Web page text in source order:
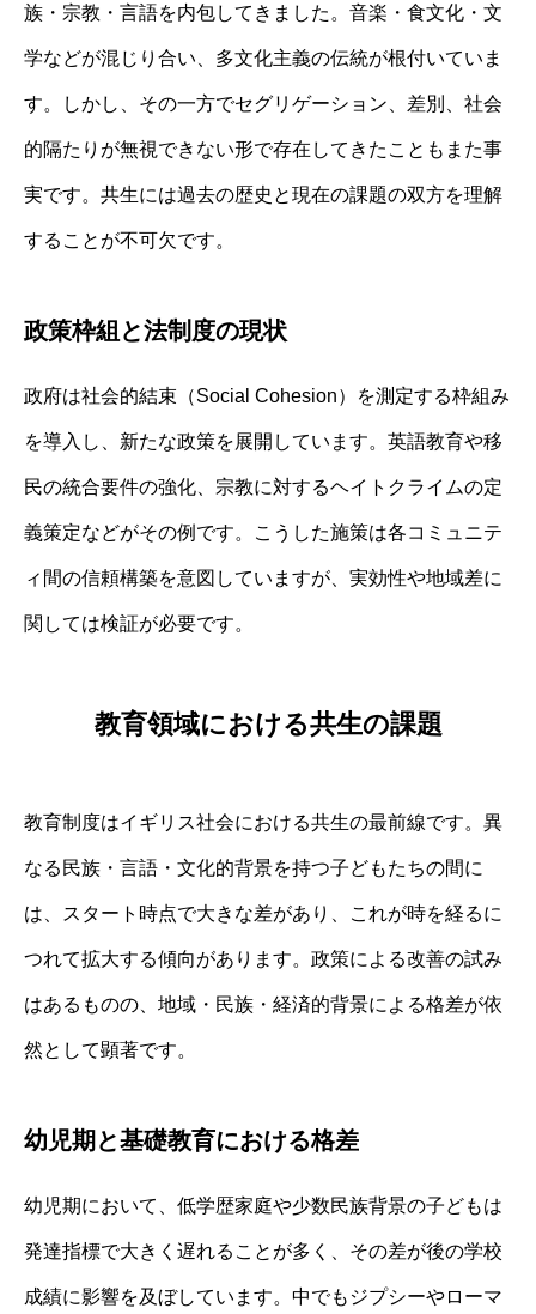
族・宗教・言語を内包してきました。音楽・食文化・文
学などが混じり合い、多文化主義の伝統が根付いていま
す。しかし、その一方でセグリゲーション、差別、社会
的隔たりが無視できない形で存在してきたこともまた事
実です。共生には過去の歴史と現在の課題の双方を理解
することが不可欠です。
政策枠組と法制度の現状
政府は社会的結束（Social Cohesion）を測定する枠組み
を導入し、新たな政策を展開しています。英語教育や移
民の統合要件の強化、宗教に対するヘイトクライムの定
義策定などがその例です。こうした施策は各コミュニテ
ィ間の信頼構築を意図していますが、実効性や地域差に
関しては検証が必要です。
教育領域における共生の課題
教育制度はイギリス社会における共生の最前線です。異
なる民族・言語・文化的背景を持つ子どもたちの間に
は、スタート時点で大きな差があり、これが時を経るに
つれて拡大する傾向があります。政策による改善の試み
はあるものの、地域・民族・経済的背景による格差が依
然として顕著です。
幼児期と基礎教育における格差
幼児期において、低学歴家庭や少数民族背景の子どもは
発達指標で大きく遅れることが多く、その差が後の学校
成績に影響を及ぼしています。中でもジプシーやローマ